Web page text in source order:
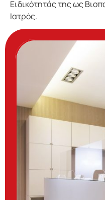
Ειδικότητάς της ως
Ιατρός.